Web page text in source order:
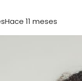
Hace 11 meses